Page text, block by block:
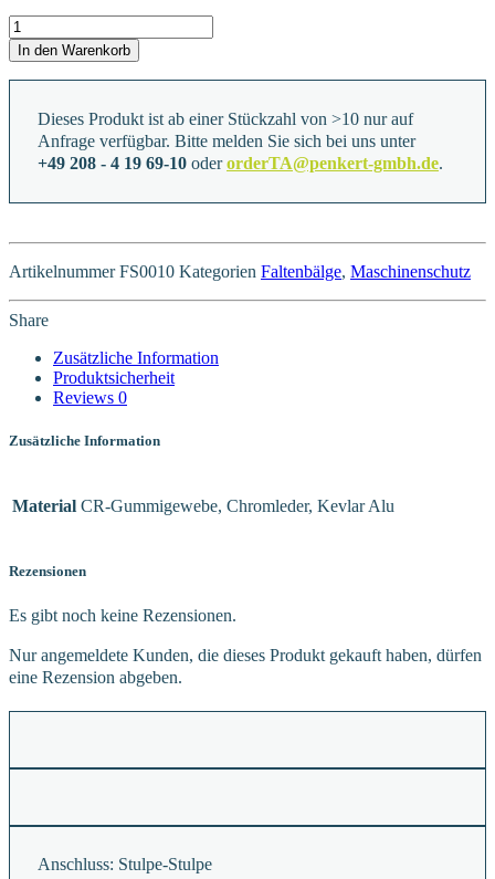
FS0010 Menge
In den Warenkorb
Dieses Produkt ist ab einer Stückzahl von >10 nur auf
Anfrage verfügbar. Bitte melden Sie sich bei uns unter
+49 208 - 4 19 69-10 oderorderTA@penkert-gmbh.de.
Artikelnummer FS0010 Kategorien Faltenbälge, Maschinenschutz
Share
Zusätzliche Information
Produktsicherheit
Reviews 0
Zusätzliche Information
Material CR-Gummigewebe, Chromleder, Kevlar Alu
Rezensionen
Es gibt noch keine Rezensionen.
Nur angemeldete Kunden, die dieses Produkt gekauft haben, dürfen
eine Rezension abgeben.
Anschluss: Stulpe-Stulpe